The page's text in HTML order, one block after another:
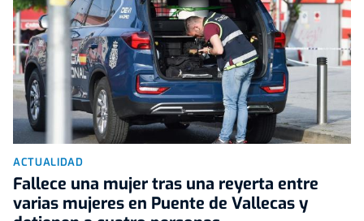
ACTUALIDAD
Fallece una mujer tras una reyerta entre
varias mujeres en Puente de Vallecas y